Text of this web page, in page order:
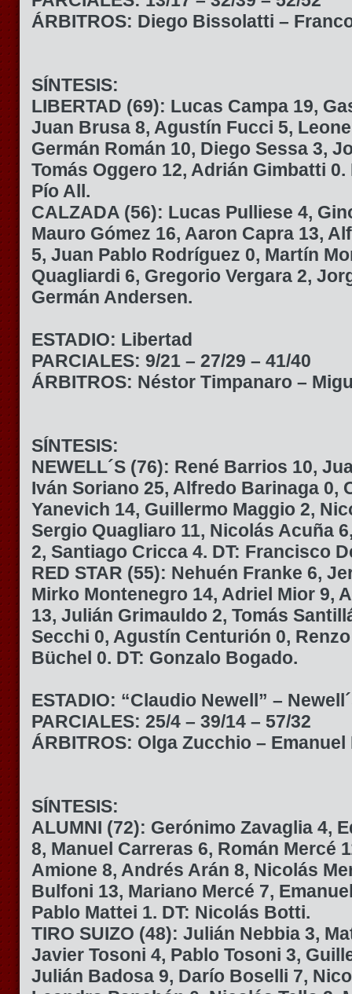
ÁRBITROS: Diego Bissolatti –
SÍNTESIS:
LIBERTAD (69): Lucas Campa 19,
Juan Brusa 8, Agustín Fucci 5,
Germán Román 10, Diego Sessa 3,
Tomás Oggero 12, Adrián Gimbatti 0.
Pío All.
CALZADA (56): Lucas Pulliese 4,
Mauro Gómez 16, Aaron Capra 13,
5, Juan Pablo Rodríguez 0, Martín
Quagliardi 6, Gregorio Vergara 2,
Germán Andersen.
ESTADIO: Libertad
PARCIALES: 9/21 – 27/29 – 41/40
ÁRBITROS: Néstor Timpanaro –
SÍNTESIS:
NEWELL´S (76): René Barrios 10,
Iván Soriano 25, Alfredo Barinaga 0,
Yanevich 14, Guillermo Maggio 2,
Sergio Quagliaro 11, Nicolás Acuña
2, Santiago Cricca 4. DT: Francisco
RED STAR (55): Nehuén Franke 6,
Mirko Montenegro 14, Adriel Mior 9,
13, Julián Grimauldo 2, Tomás
Secchi 0, Agustín Centurión 0,
Büchel 0. DT: Gonzalo Bogado.
ESTADIO: “Claudio Newell” –
PARCIALES: 25/4 – 39/14 – 57/32
ÁRBITROS: Olga Zucchio – Emanuel
SÍNTESIS:
ALUMNI (72): Gerónimo Zavaglia 4,
8, Manuel Carreras 6, Román Mercé
Amione 8, Andrés Arán 8, Nicolás
Bulfoni 13, Mariano Mercé 7,
Pablo Mattei 1. DT: Nicolás Botti.
TIRO SUIZO (48): Julián Nebbia 3,
Javier Tosoni 4, Pablo Tosoni 3,
Julián Badosa 9, Darío Boselli 7,